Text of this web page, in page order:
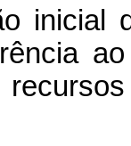
inicial